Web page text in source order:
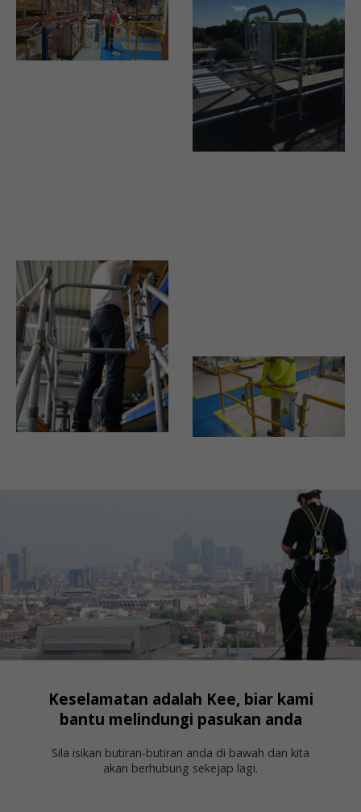
Keselamatan adalah Kee, biar kami
bantu melindungi pasukan anda
Sila isikan butiran-butiran anda di bawah dan kita
akan berhubung sekejap lagi.